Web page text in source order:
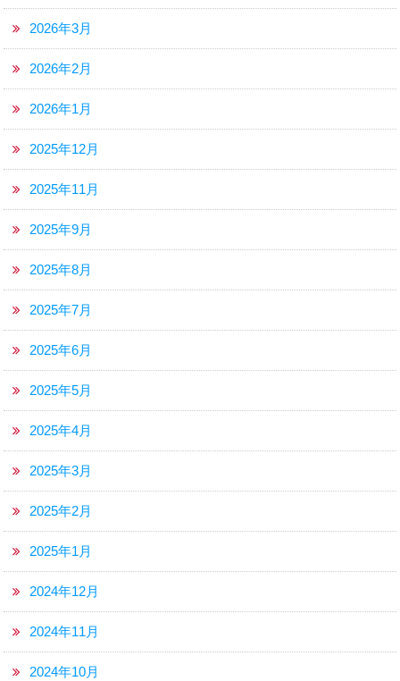
2026年3月
2026年2月
2026年1月
2025年12月
2025年11月
2025年9月
2025年8月
2025年7月
2025年6月
2025年5月
2025年4月
2025年3月
2025年2月
2025年1月
2024年12月
2024年11月
2024年10月